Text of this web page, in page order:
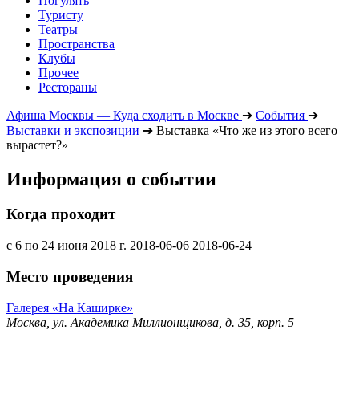
Туристу
Театры
Пространства
Клубы
Прочее
Рестораны
Афиша Москвы — Куда сходить в Москве ➔ События ➔
Выставки и экспозиции ➔ Выставка «Что же из этого всего
вырастет?»
Информация о событии
Когда проходит
с 6 по 24 июня 2018 г. 2018-06-06 2018-06-24
Место проведения
Галерея «На Каширке»
Москва, ул. Академика Миллионщикова, д. 35, корп. 5